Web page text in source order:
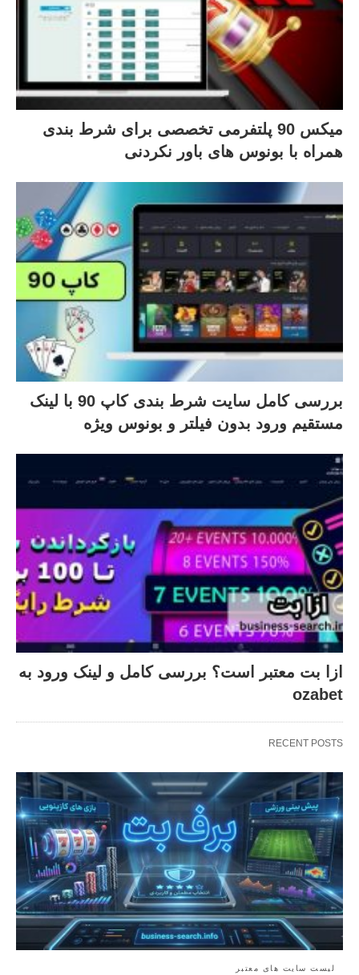
میکس 90 پلتفرمی تخصصی برای شرط بندی
همراه با بونوس های باور نکردنی
بررسی کامل سایت شرط بندی کاپ 90 با لینک
مستقیم ورود بدون فیلتر و بونوس ویژه
ازا بت معتبر است؟ بررسی کامل و لینک ورود به
ozabet
RECENT POSTS
لیست سایت های معتبر